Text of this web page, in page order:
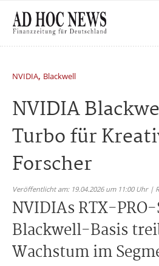
NVIDIA, Blackwell
NVIDIA
Turbo für
Forscher
Veröffentlicht am: 19.04.2026 um 11:00 Uhr |
NVIDIAs RTX-
Blackwell-Basis
Wachstum im